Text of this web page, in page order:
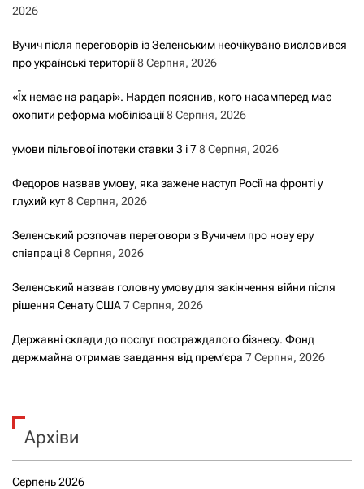
2026
Вучич після переговорів із Зеленським неочікувано висловився
про українські території8 Серпня, 2026
«Їх немає на радарі». Нардеп пояснив, кого насамперед має
охопити реформа мобілізації8 Серпня, 2026
умови пільгової іпотеки ставки 3 і 78 Серпня, 2026
Федоров назвав умову, яка зажене наступ Росії на фронті у
глухий кут8 Серпня, 2026
Зеленський розпочав переговори з Вучичем про нову еру
співпраці8 Серпня, 2026
Зеленський назвав головну умову для закінчення війни після
рішення Сенату США7 Серпня, 2026
Державні склади до послуг постраждалого бізнесу. Фонд
держмайна отримав завдання від прем’єра 7 Серпня, 2026
Архіви
Серпень 2026